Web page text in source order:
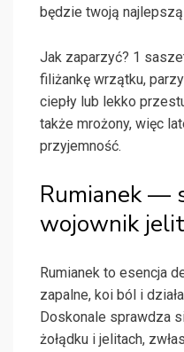
będzie twoją najlepszą
Jak zaparzyć? 1
filiżankę wrzątku,
ciepły lub lekko
także mrożony, więc
przyjemność.
Rumianek —
wojownik jelit
Rumianek to esencja
zapalne, koi ból i
Doskonale sprawdza
żołądku i jelitach,